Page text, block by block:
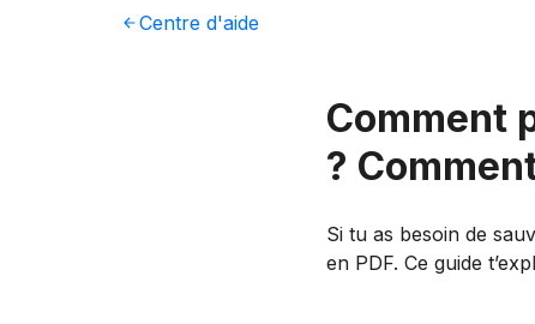
Centre d'aide
Comment
?
Si tu as besoin de
en PDF. Ce guide